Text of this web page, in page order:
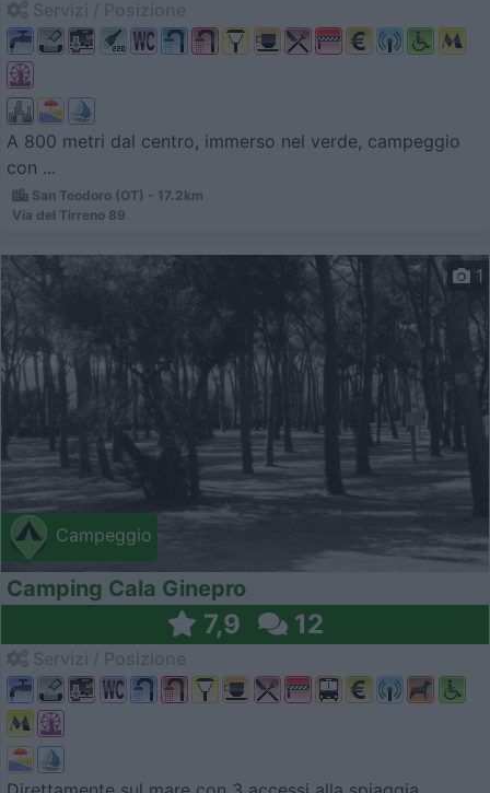
A 800 metri dal centro, immerso nel verde, campeggio
con ...
San Teodoro (OT) - 17.2km
Via del Tirreno 89
Campeggio
1
Camping Cala Ginepro
7,9 12